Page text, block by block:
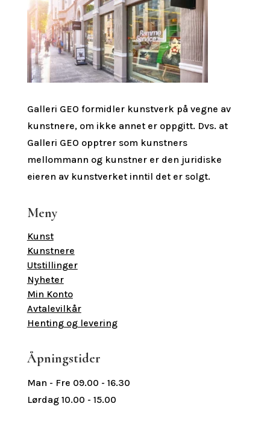
Galleri GEO formidler kunstverk på vegne av
kunstnere, om ikke annet er oppgitt. Dvs. at
Galleri GEO opptrer som kunstners
mellommann og kunstner er den juridiske
eieren av kunstverket inntil det er solgt.
Meny
Kunst
Kunstnere
Utstillinger
Nyheter
Min Konto
Avtalevilkår
Henting og levering
Åpningstider
Man - Fre 09.00 - 16.30
Lørdag 10.00 - 15.00